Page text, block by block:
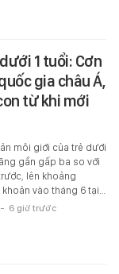
1 tuổi: Cơn
gia châu Á,
từ khi mới
môi giới của trẻ dưới
gần gấp ba so với
lên khoảng
vào tháng 6 tại…
- 6 giờ trước